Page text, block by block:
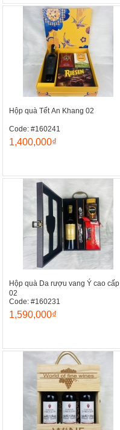
Hộp quà Tết An Khang 02
Code: #160241
1,400,000₫
Hộp quà Da rượu vang Ý cao cấp
02
Code: #160231
1,590,000₫